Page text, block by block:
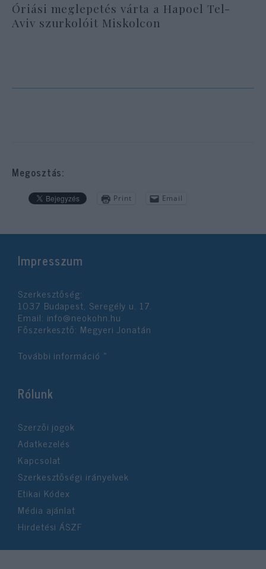
Óriási meglepetés várta a Hapoel Tel-
Aviv szurkolóit Miskolcon
Megosztás:
Print Email
Impresszum
Szerkesztőség:
1037 Budapest, Seregély u. 17.
Email: info@neokohn.hu
Főszerkesztő: Megyeri Jonatán
További információ »
Rólunk
Szerzői jogok
Adatkezelés
Kapcsolat
Szerkesztőségi irányelvek
Etikai Kódex
Média ajánlat
Hirdetési ÁSZF